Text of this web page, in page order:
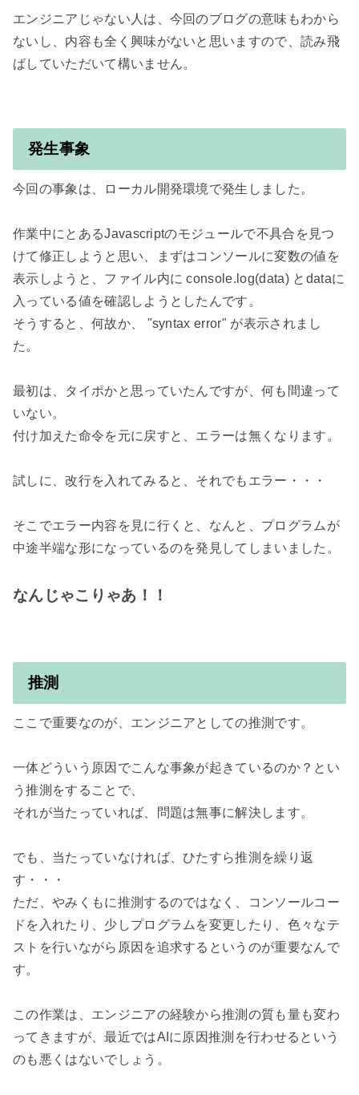
エンジニアじゃない人は、今回のブログの意味もわから
ないし、内容も全く興味がないと思いますので、読み飛
発生事象
今回の事象は、ローカル開発環境で発生しました。
作業中にとあるJavascriptのモジュールで不具合を見つ
けて修正しようと思い、まずはコンソールに変数の値を
表示しようと、ファイル内に console.log(data) とdataに
入っている値を確認しようとしたんです。
そうすると、何故か、 "syntax error" が表示されまし
た。
最初は、タイポかと思っていたんですが、何も間違って
いない。
付け加えた命令を元に戻すと、エラーは無くなります。
試しに、改行を入れてみると、それでもエラー・・・
そこでエラー内容を見に行くと、なんと、プログラムが
中途半端な形になっているのを発見してしまいました。
なんじゃこりゃあ！！
推測
ここで重要なのが、エンジニアとしての推測です。
一体どういう原因でこんな事象が起きているのか？とい
う推測をすることで、
それが当たっていれば、問題は無事に解決します。
でも、当たっていなければ、ひたすら推測を繰り返
す・・・
ただ、やみくもに推測するのではなく、コンソールコー
ドを入れたり、少しプログラムを変更したり、色々なテ
ストを行いながら原因を追求するというのが重要なんで
す。
この作業は、エンジニアの経験から推測の質も量も変わ
ってきますが、最近ではAIに原因推測を行わせるという
のも悪くはないでしょう。